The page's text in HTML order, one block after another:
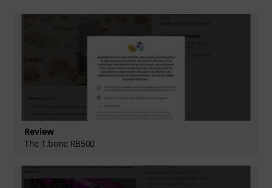
Review
The T.bone RB500